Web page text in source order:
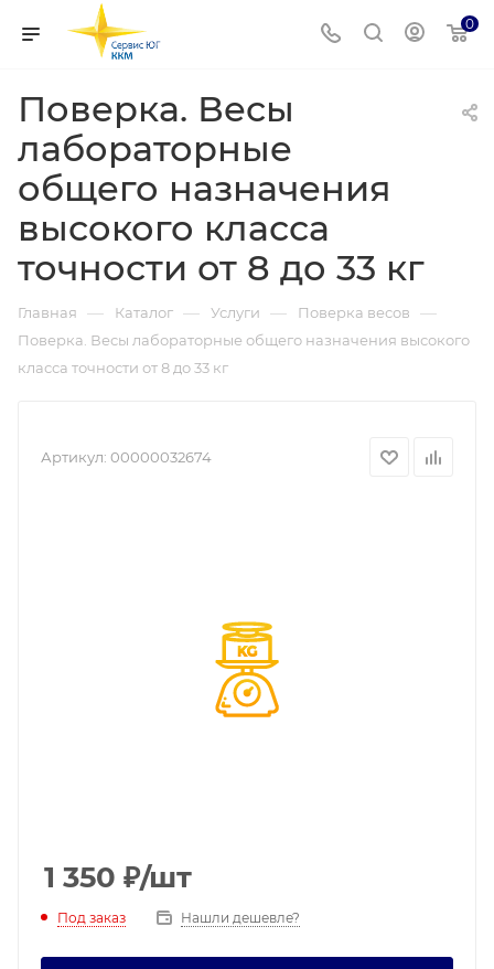
0
Поверка. Весы
лабораторные
общего назначения
высокого класса
точности от 8 до 33 кг
Главная — Каталог — Услуги — Поверка весов —
Поверка. Весы лабораторные общего назначения высокого
класса точности от 8 до 33 кг
Артикул: 00000032674
1 350 ₽/шт
Под заказ Нашли дешевле?